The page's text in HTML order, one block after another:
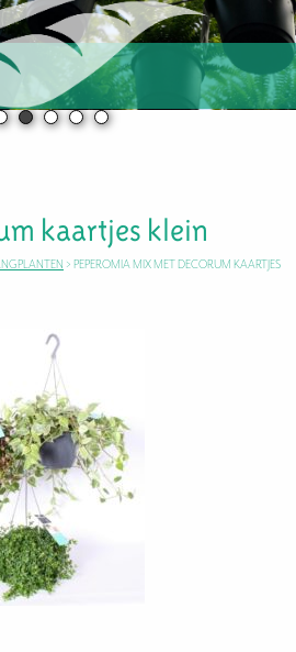
kaartjes klein
> PEPEROMIA MIX MET DECORUM KAARTJES